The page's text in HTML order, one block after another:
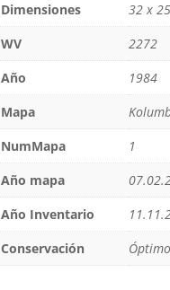
Dimensiones
32 x
WV
2272
Año
1984
Mapa
NumMapa
1
Año mapa
Año Inventario
Conservación
Óptimo